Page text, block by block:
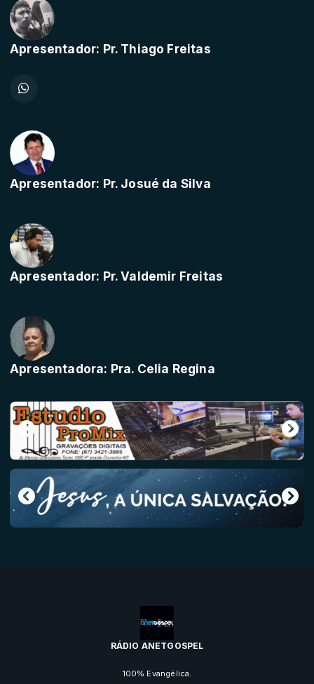
Apresentador: Pr. Thiago Freitas
Apresentador: Pr. Josué da Silva
Apresentador: Pr. Valdemir Freitas
Apresentadora: Pra. Celia Regina
RÁDIO ANETGOSPEL
100% Evangélica.